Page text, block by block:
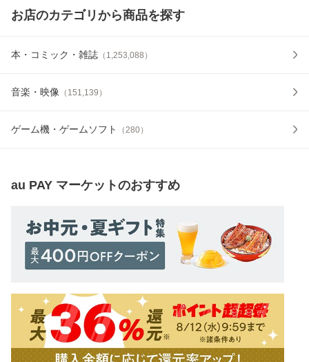
お店のカテゴリから商品を探す
本・コミック・雑誌 （ 1,253,088 ）
音楽・映像 （ 151,139 ）
ゲーム機・ゲームソフト （280）
au PAY マーケットのおすすめ